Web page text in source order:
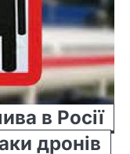
в Росії
дронів